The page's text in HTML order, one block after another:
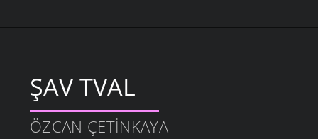
ŞAV TVAL
ÖZCAN ÇETINKAYA